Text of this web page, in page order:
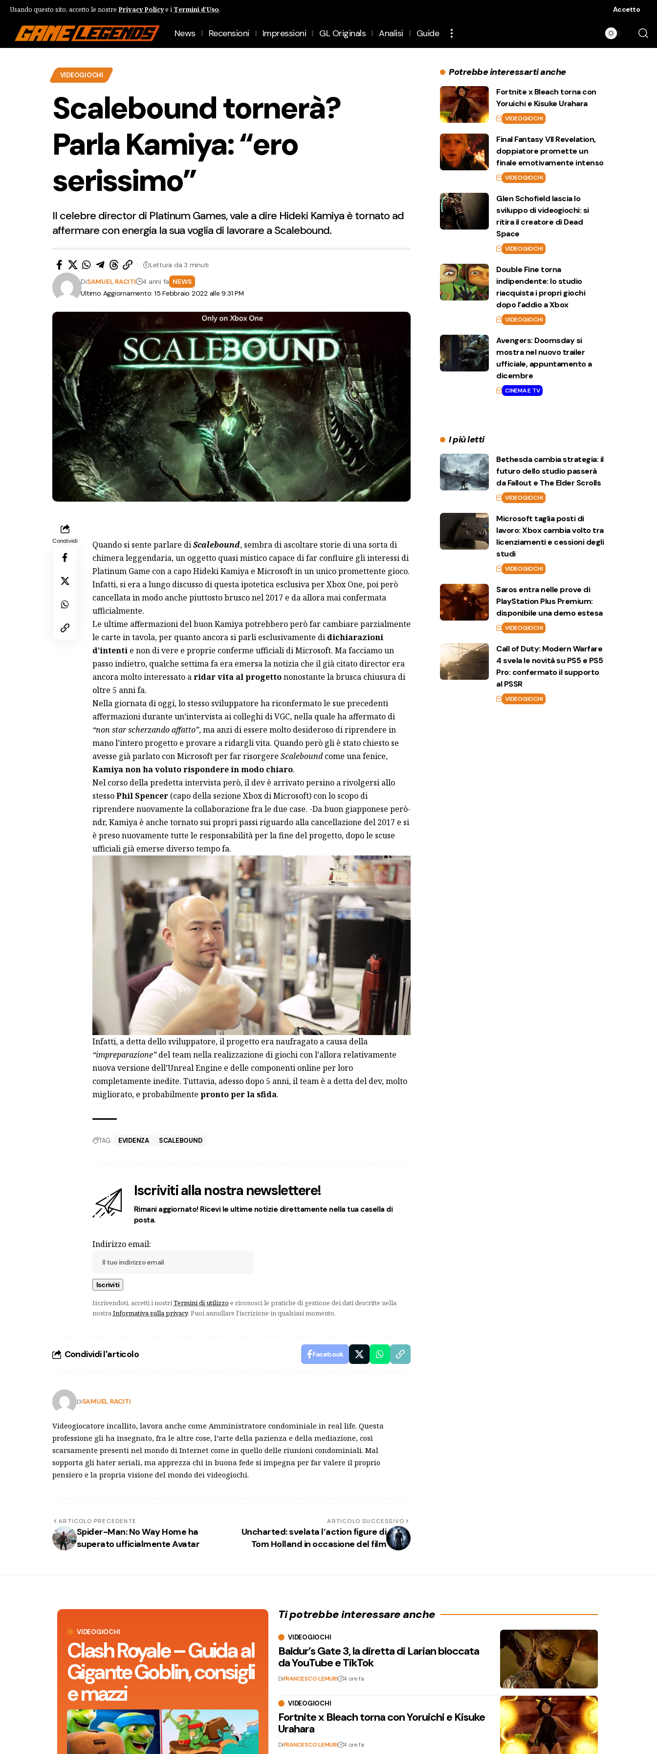
Usando questo sito, accetto le nostre Privacy Policye i Termini d'Uso. Accetto
News Recensioni Impressioni GL Originals Analisi Guide
VIDEOGIOCHI
Scalebound tornerà?
Parla Kamiya: “ero
serissimo”
Il celebre director di Platinum Games, vale a dire Hideki Kamiya è tornato ad
affermare con energia la sua voglia di lavorare a Scalebound.
Ultimo Aggiornamento: 15 Febbraio 2022 alle 9:31 PM
DiSAMUEL RACITI 4 anni fa NEWS
Lettura da 3 minuti
Condividi Quando si sente parlare diScalebound, sembra di ascoltare storie di una sorta di
chimera leggendaria, un oggetto quasi mistico capace di far confluire gli interessi di
Platinum Game con a capo Hideki Kamiya e Microsoft in un unico promettente gioco.
Infatti, si era a lungo discusso di questa ipotetica esclusiva per Xbox One, poi però
cancellata in modo anche piuttosto brusco nel 2017 e da allora mai confermata
ufficialmente.
Le ultime affermazioni del buon Kamiya potrebbero però far cambiare parzialmente
le carte in tavola, per quanto ancora si parli esclusivamente di dichiarazioni
d’intentie non di vere e proprie conferme ufficiali di Microsoft. Ma facciamo un
passo indietro, qualche settima faera emersa la notizia che il già citato director era
ancora molto interessato aridar vita al progettononostante la brusca chiusura di
oltre 5 anni fa.
Nella giornata di oggi, lo stesso sviluppatore ha riconfermato le sue precedenti
affermazioni durante un’intervista ai colleghi di VGC, nella quale ha affermato di
“non star scherzando affatto”, ma anzi di essere molto desideroso di riprendere in
mano l’intero progetto e provare a ridargli vita. Quando però gli è stato chiesto se
avesse già parlato con Microsoft per far risorgere Scaleboundcome una fenice,
Kamiya non ha voluto rispondere in modo chiaro.
Nel corso della predetta intervista però, il dev è arrivato persino a rivolgersi allo
stessoPhil Spencer(capo della sezione Xbox di Microsoft) con lo scopo di
riprendere nuovamente la collaborazione fra le due case. -Da buon giapponese però-
ndr, Kamiya è anche tornato sui propri passi riguardo alla cancellazione del 2017 e si
è presonuovamente tutte le responsabilitàper la fine del progetto, dopo le scuse
ufficiali già emerse diverso tempo fa.
Infatti, a detta dello sviluppatore, il progetto era naufragato a causa della
“impreparazione”del team nella realizzazione di giochi con l’allora relativamente
nuova versione dell’Unreal Engine e delle componenti online per loro
completamente inedite. Tuttavia, adesso dopo 5 anni, il team è a detta del dev, molto
migliorato, e probabilmente pronto per la sfida.
TAG: EVIDENZA SCALEBOUND
Iscriviti alla nostra newslettere!
Rimani aggiornato! Ricevi le ultime notizie direttamente nella tua casella di
posta.
Indirizzo email:
Iscrivendoti, accetti i nostriTermini di utilizzo e riconosci le pratiche di gestione dei dati descritte nella
nostraInformativa sulla privacy. Puoi annullare l'iscrizione in qualsiasi momento.
Condividi l'articolo Facebook
DiSAMUEL RACITI
Videogiocatore incallito, lavora anche come Amministratore condominiale in real life. Questa
professione gli ha insegnato, fra le altre cose, l’arte della pazienza e della mediazione, così
scarsamente presenti nel mondo di Internet come in quello delle riunioni condominiali. Mal
sopporta gli hater seriali, ma apprezza chi in buona fede si impegna per far valere il proprio
pensiero e la propria visione del mondo dei videogiochi.
ARTICOLO PRECEDENTE
Spider-Man: No Way Home ha
superato ufficialmente Avatar
ARTICOLO SUCCESSIVO
Uncharted: svelata l’action figure di
Tom Holland in occasione del film
Potrebbe interessarti anche
Fortnite x Bleach torna con
Yoruichi e Kisuke Urahara
VIDEOGIOCHI
Final Fantasy VII Revelation,
doppiatore promette un
finale emotivamente intenso
VIDEOGIOCHI
Glen Schofield lascia lo
sviluppo di videogiochi: si
ritira il creatore di Dead
Space
VIDEOGIOCHI
Double Fine torna
indipendente: lo studio
riacquista i propri giochi
dopo l’addio a Xbox
VIDEOGIOCHI
Avengers: Doomsday si
mostra nel nuovo trailer
ufficiale, appuntamento a
dicembre
CINEMA E TV
I più letti
Bethesda cambia strategia: il
futuro dello studio passerà
da Fallout e The Elder Scrolls
VIDEOGIOCHI
Microsoft taglia posti di
lavoro: Xbox cambia volto tra
licenziamenti e cessioni degli
studi
VIDEOGIOCHI
Saros entra nelle prove di
PlayStation Plus Premium:
disponibile una demo estesa
VIDEOGIOCHI
Call of Duty: Modern Warfare
4 svela le novità su PS5 e PS5
Pro: confermato il supporto
al PSSR
VIDEOGIOCHI
VIDEOGIOCHI
Clash Royale – Guida al
Gigante Goblin, consigli
e mazzi
Ti potrebbe interessare anche
VIDEOGIOCHI
Baldur’s Gate 3, la diretta di Larian bloccata
da YouTube e TikTok
DiFRANCESCO LEMURI 4 ore fa
VIDEOGIOCHI
Fortnite x Bleach torna con Yoruichi e Kisuke
Urahara
DiFRANCESCO LEMURI 4 ore fa